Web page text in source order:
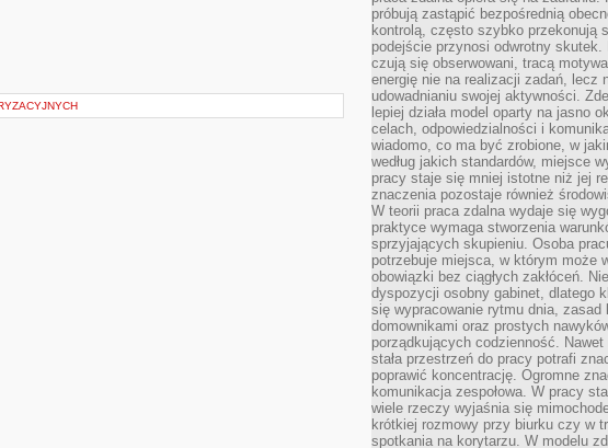
próbują zastąpić bezpośrednią
kontrolą, często szybko przekonują
podejście przynosi odwrotny skutek.
czują się obserwowani, tracą
energię nie na realizacji zadań, lecz
udowadnianiu swojej aktywności.
lepiej działa model oparty na jasno
celach, odpowiedzialności i
wiadomo, co ma być zrobione, w
według jakich standardów, miejsce
pracy staje się mniej istotne niż jej
znaczenia pozostaje również
W teorii praca zdalna wydaje się
praktyce wymaga stworzenia
sprzyjających skupieniu. Osoba
potrzebuje miejsca, w którym może
obowiązki bez ciągłych zakłóceń.
dyspozycji osobny gabinet, dlatego
się wypracowanie rytmu dnia, zasad
domownikami oraz prostych
porządkujących codzienność.
stała przestrzeń do pracy potrafi
poprawić koncentrację. Ogromne
komunikacja zespołowa. W pracy
wiele rzeczy wyjaśnia się
krótkiej rozmowy przy biurku czy w
spotkania na korytarzu. W modelu